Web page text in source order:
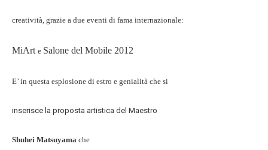
creatività, grazie a due eventi di fama internazionale:
MiArt e Salone del Mobile 2012
E’ in questa esplosione di estro e genialità che si
inserisce la proposta artistica del Maestro
Shuhei Matsuyama che